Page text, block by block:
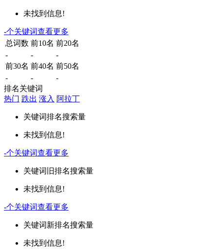
未找到信息!
-个关键词查看更多
总词数 前10名 前20名
-
-
-
前30名 前40名 前50名
-
-
-
排名关键词
热门 跌出 涨入 阿拉丁
关键词排名搜索量
未找到信息!
-个关键词查看更多
关键词 旧排名搜索量
未找到信息!
-个关键词查看更多
关键词新排名搜索量
未找到信息!